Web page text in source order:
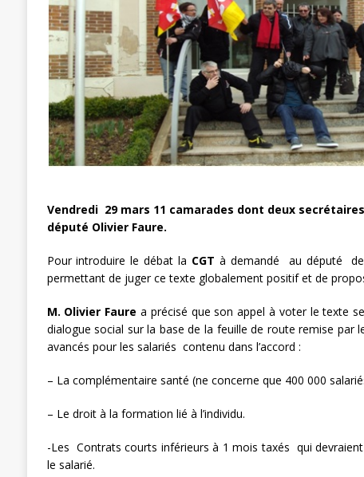
[ 3 janvier 2024 ] Chronopost:
Vendredi 29 mars 11 camarades dont deux
député Olivier Faure.
Pour introduire le débat la CGT à demandé au député de
permettant de juger ce texte globalement positif et de
M. Olivier Faure a précisé que son appel à voter le texte
dialogue social sur la base de la feuille de route remise par
avancés pour les salariés contenu dans l’accord :
– La complémentaire santé (ne concerne que 400 000
– Le droit à la formation lié à l’individu.
-Les Contrats courts inférieurs à 1 mois taxés qui
le salarié.